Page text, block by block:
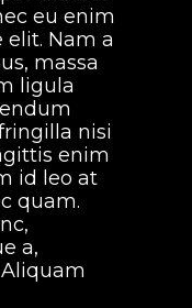
eu enim
Nam a
massa
ligula
nisi
enim
id leo at
quam.
a,